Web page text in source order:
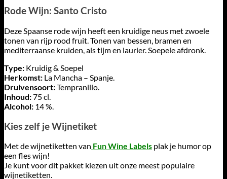
Rode Wijn: Santo Cristo
Deze Spaanse rode wijn heeft een kruidige neus met zwoele
tonen van rijp rood fruit. Tonen van bessen, bramen en
mediterraanse kruiden, als tijm en laurier. Soepele afdronk.
Type: Kruidig & Soepel
Herkomst: La Mancha – Spanje.
Druivensoort:Tempranillo.
Inhoud:75 cl.
Alcohol: 14 %.
Kies zelf je Wijnetiket
Met de wijnetiketten van Fun Wine Labels plak je humor op
een fles wijn!
Je kunt voor dit pakket kiezen uit onze meest populaire
wijnetiketten.